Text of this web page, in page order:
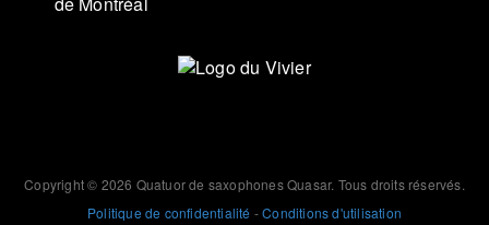
Copyright © 2026 Quatuor de saxophones Quasar. Tous droits réservés.
Politique de confidentialité -Conditions d'utilisation